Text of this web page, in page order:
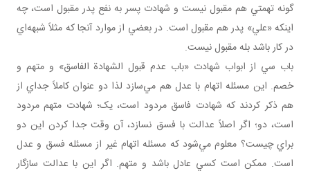
گونه تهمتي هم مقبول نيست و شهادت پسر به نفع پدر مقبول است، چه
اينکه «علي» پدر هم مقبول است. در بعضي از موارد آنجا که مثلاً شبهه‌اي
در کار باشد بله مقبول نيست.
باب سي از ابواب شهادت «باب عدم قبول الشهادة الفاسق» و متهم و
خصم. اين مسئله اتهام با عدل هم مي‌سازد لذا دو عنوان کاملاً جداي از
هم ذکر کردند که شهادت فاسق مردود است، يک؛ شهادت متهم مردود
است، دو؛ اگر اصلاً عدالت با فسق نسازد، آن وقت جدا کردن اين دو
براي چيست؟ معلوم مي‌شود که مسئله اتهام غير از مسئله فسق و عدل
است. ممکن است کسي عادل باشد و متهم. اگر اين با عدالت سازگار